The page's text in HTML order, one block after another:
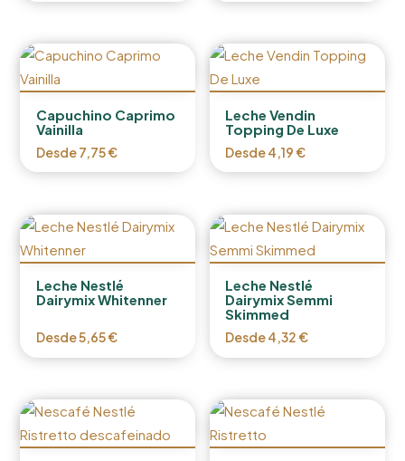
Capuchino Caprimo
Vainilla
Desde7,75€
Leche Vendin
Topping De Luxe
Desde4,19€
Leche Nestlé
Dairymix Whitenner
Desde5,65€
Leche Nestlé
Dairymix Semmi
Skimmed
Desde4,32€